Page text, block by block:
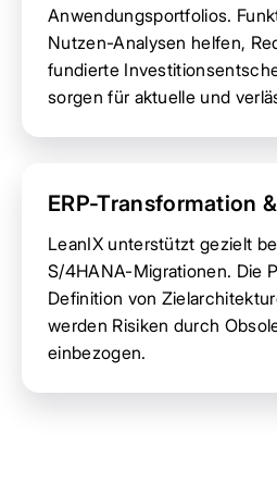
Anwendungsportfolios.
Nutzen-Analysen helfen,
fundierte
sorgen für aktuelle und
ERP-Transformation
LeanIX unterstützt gezielt
S/4HANA-Migrationen. Die
Definition von
werden Risiken durch
einbezogen.